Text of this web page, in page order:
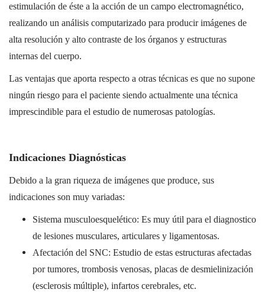
estimulación de éste a la acción de un campo electromagnético,
realizando un análisis computarizado para producir imágenes de
alta resolución y alto contraste de los órganos y estructuras
internas del cuerpo.
Las ventajas que aporta respecto a otras técnicas es que no supone
ningún riesgo para el paciente siendo actualmente una técnica
imprescindible para el estudio de numerosas patologías.
Indicaciones Diagnósticas
Debido a la gran riqueza de imágenes que produce, sus
indicaciones son muy variadas:
Sistema musculoesquelético: Es muy útil para el diagnostico
de lesiones musculares, articulares y ligamentosas.
Afectación del SNC: Estudio de estas estructuras afectadas
por tumores, trombosis venosas, placas de desmielinización
(esclerosis múltiple), infartos cerebrales, etc.